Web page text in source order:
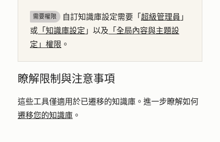
需要權限 自訂知識庫設定需要「 超級管理員 」
或 「知識庫設定 」以及 「全局內容與主題設
定」權限 。
瞭解限制與注意事項
這些工具僅適用於已遷移的知識庫。進一步瞭解如何
遷移您的知識庫 。